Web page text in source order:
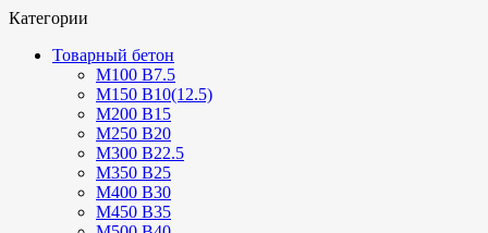
Категории
Товарный бетон
М100 В7.5
М150 В10(12.5)
М200 В15
М250 В20
М300 В22.5
М350 В25
М400 В30
М450 В35